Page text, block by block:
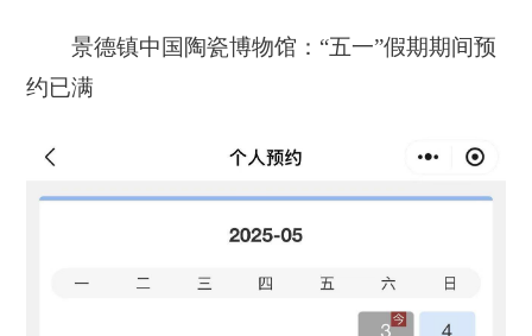
景德镇中国陶瓷博物馆：“五一”假期期间预
约已满